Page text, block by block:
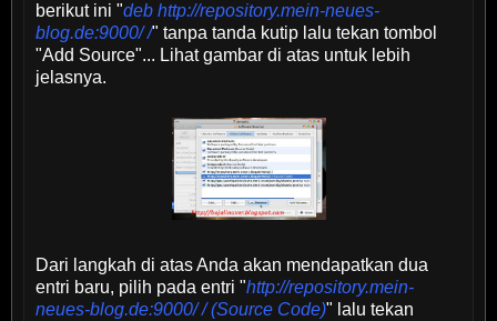
berikut ini "deb http://repository.mein-neues-
blog.de:9000/ /" tanpa tanda kutip lalu tekan tombol
"Add Source"... Lihat gambar di atas untuk lebih
jelasnya.
Dari langkah di atas Anda akan mendapatkan dua
entri baru, pilih pada entri "http://repository.mein-
neues-blog.de:9000/ / (Source Code)" lalu tekan